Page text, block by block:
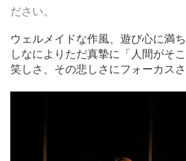
ださい。
ウェルメイドな作風、遊び心に満
しなによりただ真摯に「人間がそ
笑しさ、その悲しさにフォーカスさ